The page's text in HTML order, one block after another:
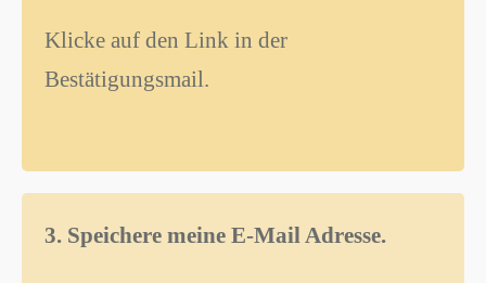
Klicke auf den Link in der
Bestätigungsmail.
3. Speichere meine E-Mail Adresse.